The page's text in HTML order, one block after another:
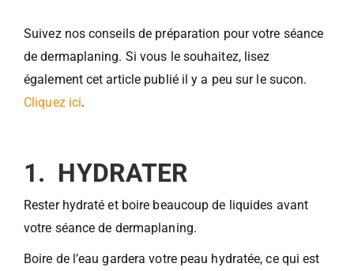
Suivez nos conseils de préparation pour votre séance
de dermaplaning. Si vous le souhaitez, lisez
également cet article publié il y a peu sur le sucon.
Cliquez ici.
1. HYDRATER
Rester hydraté et boire beaucoup de liquides avant
votre séance de dermaplaning.
Boire de l’eau gardera votre peau hydratée, ce qui est